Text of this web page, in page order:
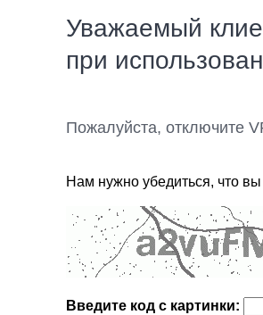
Уважаемый
при
Пожалуйста, отключите
Нам нужно убедиться, что
Введите код с картинки: